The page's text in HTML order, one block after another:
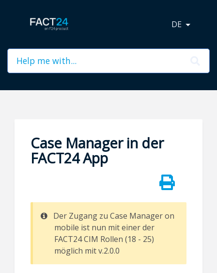
DE
Case Manager in der
FACT24 App
Der Zugang zu Case Manager on
mobile ist nun mit einer der
FACT24 CIM Rollen (18 - 25)
möglich mit v.2.0.0